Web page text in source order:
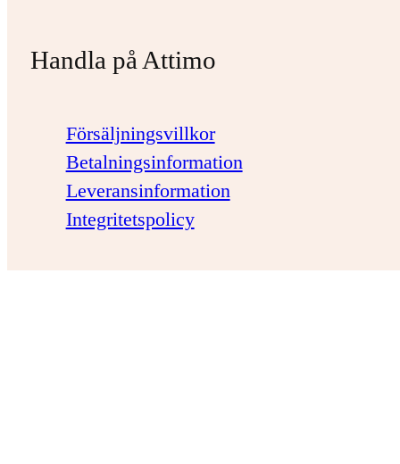
Handla på Attimo
Försäljningsvillkor
Betalningsinformation
Leveransinformation
Integritetspolicy